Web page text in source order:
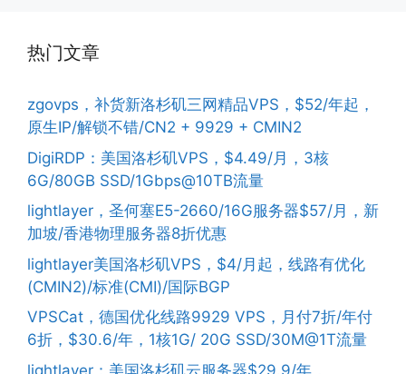
热门文章
zgovps，补货新洛杉矶三网精品VPS，$52/年起，
原生IP/解锁不错/CN2 + 9929 + CMIN2
DigiRDP：美国洛杉矶VPS，$4.49/月，3核
6G/80GB SSD/1Gbps@10TB流量
lightlayer，圣何塞E5-2660/16G服务器$57/月，新
加坡/香港物理服务器8折优惠
lightlayer美国洛杉矶VPS，$4/月起，线路有优化
(CMIN2)/标准(CMI)/国际BGP
VPSCat，德国优化线路9929 VPS，月付7折/年付
6折，$30.6/年，1核1G/ 20G SSD/30M@1T流量
lightlayer：美国洛杉矶云服务器$29.9/年，